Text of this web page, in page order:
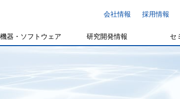
会社情報 採用情報
機器・ソフトウェア 研究開発情報 セ